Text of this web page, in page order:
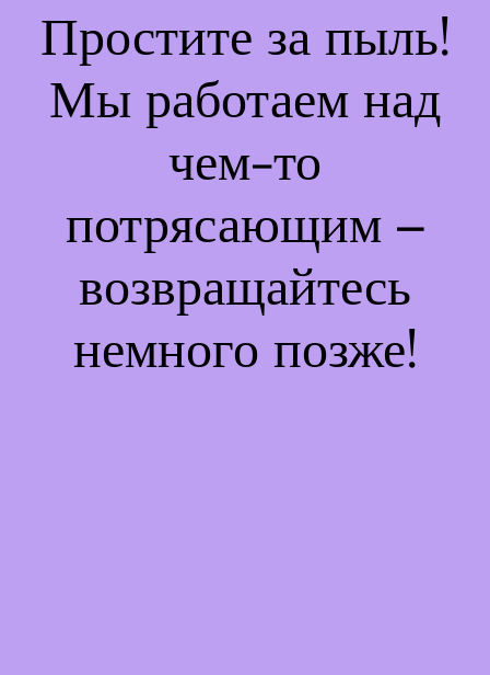
Простите за пыль!
Мы работаем над
чем-то
потрясающим –
возвращайтесь
немного позже!